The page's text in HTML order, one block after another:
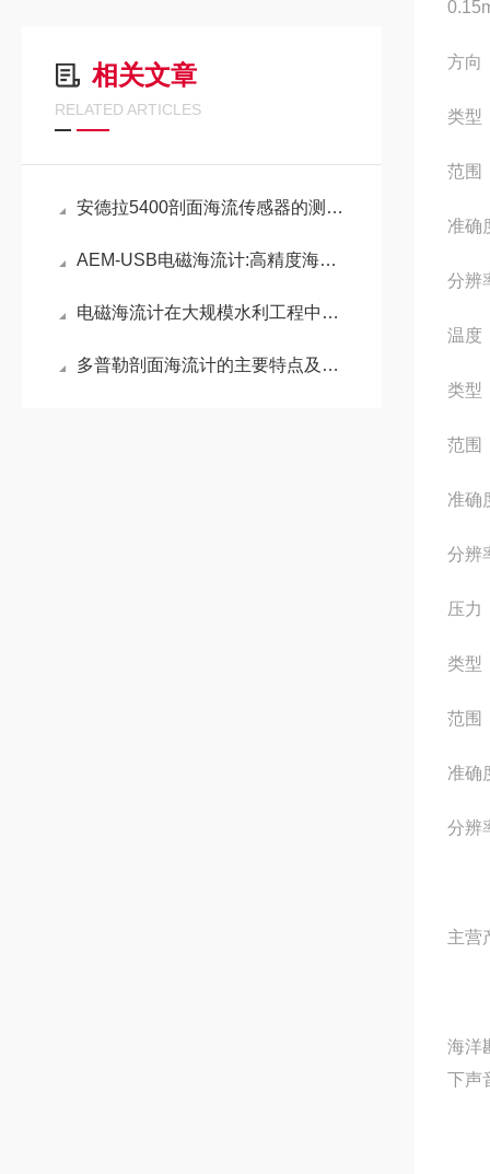
相关文章
RELATED ARTICLES
安德拉5400剖面海流传感器的测量原理
AEM-USB电磁海流计:高精度海洋监测的可靠之选
电磁海流计在大规模水利工程中的作用
多普勒剖面海流计的主要特点及结构组成
方向
类型
范围
准确
分辨
温度
类型
范围
准确
分辨
压力
类型
范围
准确
分辨
主营
海洋
下声